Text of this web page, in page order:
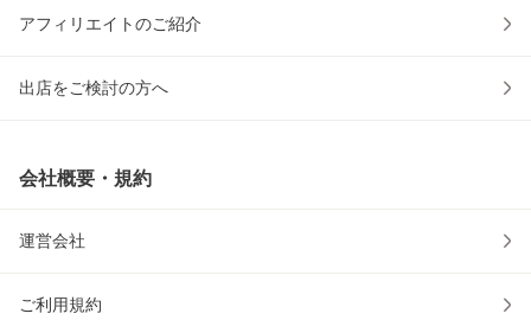
アフィリエイトのご紹介
出店をご検討の方へ
会社概要・規約
運営会社
ご利用規約